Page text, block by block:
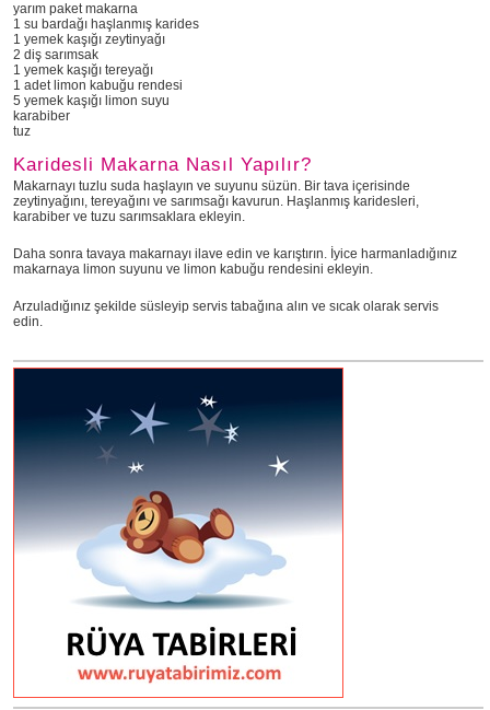
yarım paket makarna
1 su bardağı haşlanmış karides
1 yemek kaşığı zeytinyağı
2 diş sarımsak
1 yemek kaşığı tereyağı
1 adet limon kabuğu rendesi
5 yemek kaşığı limon suyu
karabiber
tuz
Karidesli Makarna Nasıl Yapılır?
Makarnayı tuzlu suda haşlayın ve suyunu süzün. Bir tava içerisinde
zeytinyağını, tereyağını ve sarımsağı kavurun. Haşlanmış karidesleri,
karabiber ve tuzu sarımsaklara ekleyin.
Daha sonra tavaya makarnayı ilave edin ve karıştırın. İyice harmanladığınız
makarnaya limon suyunu ve limon kabuğu rendesini ekleyin.
Arzuladığınız şekilde süsleyip servis tabağına alın ve sıcak olarak servis
edin.